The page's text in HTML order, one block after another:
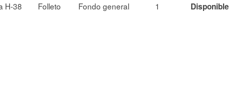
H-38 Folleto Fondo general 1 Disponible